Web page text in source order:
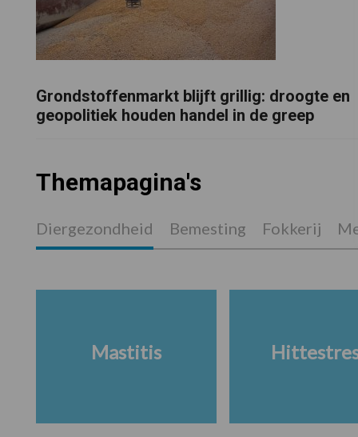
Grondstoffenmarkt blijft grillig: droogte en
geopolitiek houden handel in de greep
Themapagina's
Diergezondheid Bemesting Fokkerij
Mastitis